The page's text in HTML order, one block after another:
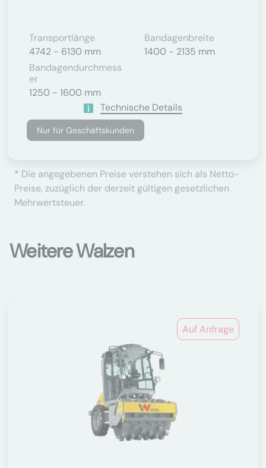
Transportlänge
4742 - 6130 mm
Bandagenbreite
1400 - 2135 mm
Bandagendurchmess
Er
1250 - 1600 mm
Technische Details
Nur für Geschäftskunden
* Die angegebenen Preise verstehen sich als Netto-
Preise, zuzüglich der derzeit gültigen gesetzlichen
Mehrwertsteuer.
Weitere Walzen
Auf Anfrage